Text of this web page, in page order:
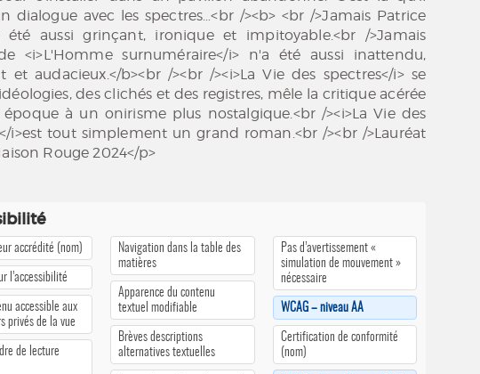
dialogue avec les spectres…<br /><b> <br />Jamais Patrice
été aussi grinçant, ironique et impitoyable.<br />Jamais
<i>L'Homme surnuméraire</i> n'a été aussi inattendu,
et audacieux.</b><br /><br /><i>La Vie des spectres</i> se
des clichés et des registres, mêle la critique acérée
à un onirisme plus nostalgique.<br /><i>La Vie des
i>est tout simplement un grand roman.<br /><br />Lauréat
Rouge 2024</p>
accrédité (nom)
l’accessibilité
accessible aux
privés de la vue
de lecture
Navigation dans la table des
matières
Apparence du contenu
textuel modifiable
Brèves descriptions
alternatives textuelles
Pas d’avertissement «
simulation de mouvement »
nécessaire
WCAG – niveau AA
Certification de conformité
(nom)